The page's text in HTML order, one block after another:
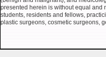
presented herein is without equal and
students, residents and fellows,
plastic surgeons, cosmetic surgeons,